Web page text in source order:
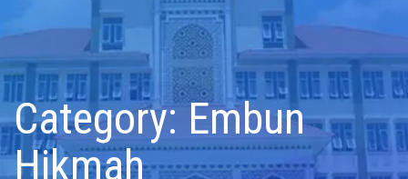
Category:Embun
Hikmah